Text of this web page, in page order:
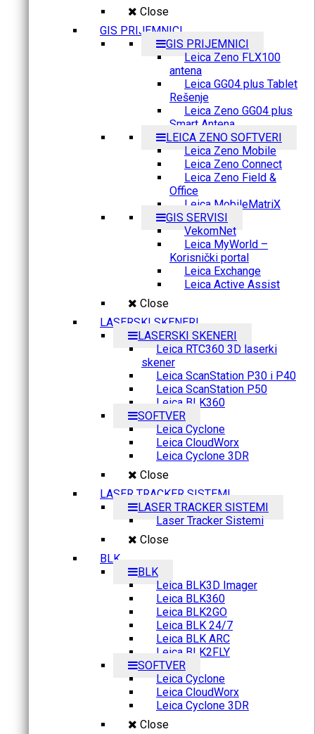
Close
GIS PRIJEMNICI
GIS PRIJEMNICI
Leica Zeno FLX100
antena
Leica GG04 plus Tablet
Rešenje
Leica Zeno GG04 plus
Smart Antena
LEICA ZENO SOFTVERI
Leica Zeno Mobile
Leica Zeno Connect
Leica Zeno Field &
Office
Leica MobileMatriX
GIS SERVISI
VekomNet
Leica MyWorld –
Korisnički portal
Leica Exchange
Leica Active Assist
Close
LASERSKI SKENERI
LASERSKI SKENERI
Leica RTC360 3D laserki
skener
Leica ScanStation P30 i P40
Leica ScanStation P50
Leica BLK360
SOFTVER
Leica Cyclone
Leica CloudWorx
Leica Cyclone 3DR
Close
LASER TRACKER SISTEMI
LASER TRACKER SISTEMI
Laser Tracker Sistemi
Close
BLK
BLK
Leica BLK3D Imager
Leica BLK360
Leica BLK2GO
Leica BLK 24/7
Leica BLK ARC
Leica BLK2FLY
SOFTVER
Leica Cyclone
Leica CloudWorx
Leica Cyclone 3DR
Close